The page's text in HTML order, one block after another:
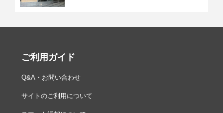
ご利用ガイド
Q&A・お問い合わせ
サイトのご利用について